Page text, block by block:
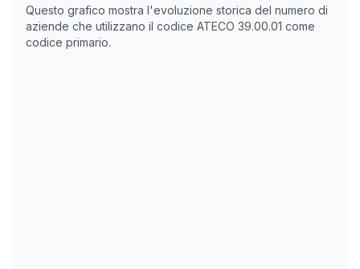
Questo grafico mostra l'evoluzione storica del numero di
aziende che utilizzano il codice ATECO 39.00.01 come
codice primario.
30/04/2025
186
31/10/2025